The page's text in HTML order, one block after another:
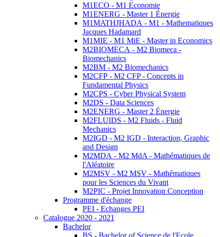
M1ECO - M1 Economie
M1ENERG - Master 1 Énergie
M1MATHJHADA - M1 - Mathematiques
Jacques Hadamard
M1MIE - M1 MiE - Master in Economics
M2BIOMECA - M2 Biomeca -
Biomechanics
M2BM - M2 Biomechanics
M2CFP - M2 CFP - Concepts in
Fundamental Physics
M2CPS - Cyber Physical System
M2DS - Data Sciences
M2ENERG - Master 2 Énergie
M2FLUIDS - M2 Fluids - Fluid
Mechanics
M2IGD - M2 IGD - Interaction, Graphic
and Design
M2MDA - M2 MdA - Mathématiques de
l'Aléatoire
M2MSV - M2 MSV - Mathématiques
pour les Sciences du Vivant
M2PIC - Projet Innovation Conception
Programme d'échange
PEI - Echanges PEI
Catalogue 2020 - 2021
Bachelor
BS - Bachelor of Science de l'Ecole